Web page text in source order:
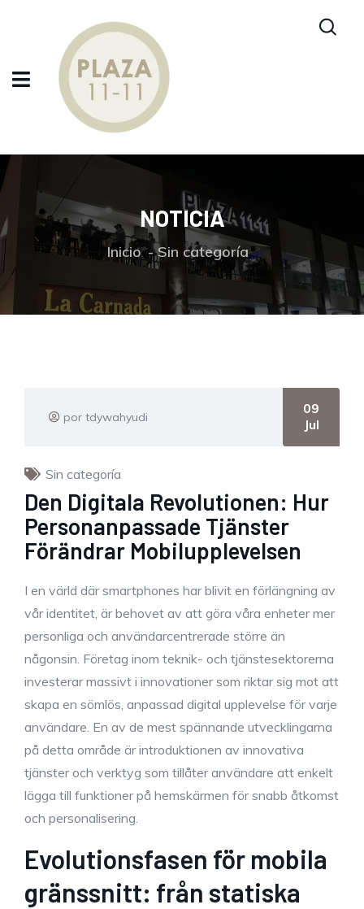
NOTICIA
Inicio Sin categoría
por tdywahyudi
09
Jul
Sin categoría
Den Digitala Revolutionen: Hur
Personanpassade Tjänster
Förändrar Mobilupplevelsen
I en värld där smartphones har blivit en förlängning av
vår identitet, är behovet av att göra våra enheter mer
personliga och användarcentrerade större än
någonsin. Företag inom teknik- och tjänstesektorerna
investerar massivt i innovationer som riktar sig mot att
skapa en sömlös, anpassad digital upplevelse för varje
användare. En av de mest spännande utvecklingarna
på detta område är introduktionen av innovativa
tjänster och verktyg som tillåter användare att enkelt
lägga till funktioner på hemskärmen för snabb åtkomst
och personalisering.
Evolutionsfasen för mobila
gränssnitt: från statiska